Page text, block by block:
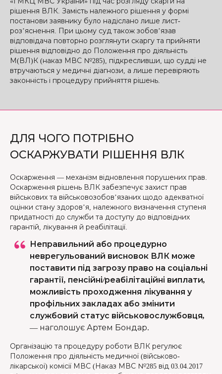
рішення ВЛК. Замість належного рішення у формі
постанови заявнику було надіслано лише лист-
роз’яснення. При цьому суд також зобов’язав
відповідача повторно розглянути скаргу та прийняти
рішення відповідно до Положення про діяльність
М(ВЛ)К (наказ МВС №285), підкресливши, що судді не
втручаються у медичні діагнози, а лише перевіряють
законність і процедуру прийняття рішень.
ДЛЯ ЧОГО ПОТРІБНО
ОСКАРЖУВАТИ РІШЕННЯ ВЛК
Оскарження — механізм відновлення порушених прав.
Оскарження рішень ВЛК забезпечує захист прав
військових та військовозобов’язаних щодо адекватної
оцінки стану здоров’я, належного визначення ступеня
придатності до служби та доступу до відповідних
гарантій, лікування й реабілітації.
Неправильний або процедурно
неврегульований висновок ВЛК може
поставити під загрозу право на соціальні
гарантії, пенсійні/реабілітаційні виплати,
можливість проходження лікування у
профільних закладах або змінити
службовий статус військовослужбовця,
— наголошує Артем Бондар.
Організацію та процедуру роботи ВЛК регулює
Положення про діяльність медичної (військово-
лікарської) комісії МВС (Наказ МВС №285 від 03.04.2017